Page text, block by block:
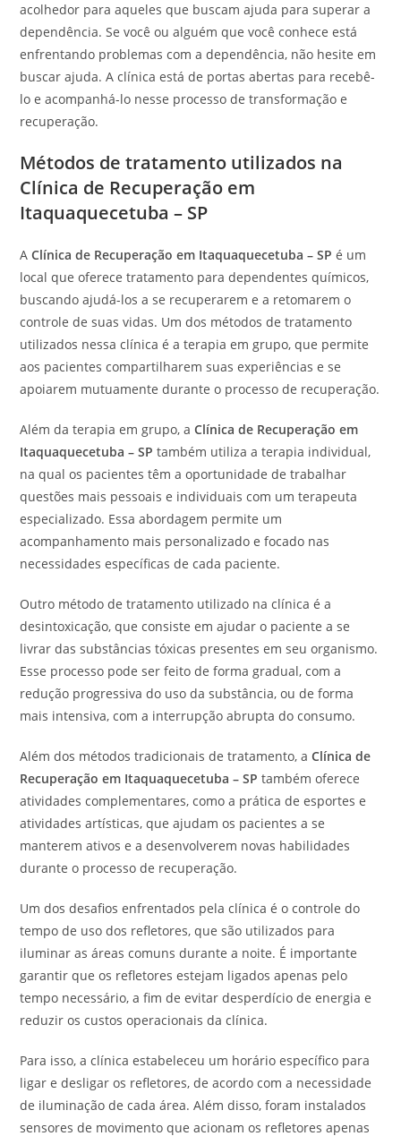
acolhedor para aqueles que buscam ajuda para superar a
dependência. Se você ou alguém que você conhece está
enfrentando problemas com a dependência, não hesite em
buscar ajuda. A clínica está de portas abertas para recebê-
lo e acompanhá-lo nesse processo de transformação e
recuperação.
Métodos de tratamento utilizados na
Clínica de Recuperação em
Itaquaquecetuba – SP
AClínica de Recuperação em Itaquaquecetuba – SP é um
local que oferece tratamento para dependentes químicos,
buscando ajudá-los a se recuperarem e a retomarem o
controle de suas vidas. Um dos métodos de tratamento
utilizados nessa clínica é a terapia em grupo, que permite
aos pacientes compartilharem suas experiências e se
apoiarem mutuamente durante o processo de recuperação.
Além da terapia em grupo, aClínica de Recuperação em
Itaquaquecetuba – SP também utiliza a terapia individual,
na qual os pacientes têm a oportunidade de trabalhar
questões mais pessoais e individuais com um terapeuta
especializado. Essa abordagem permite um
acompanhamento mais personalizado e focado nas
necessidades específicas de cada paciente.
Outro método de tratamento utilizado na clínica é a
desintoxicação, que consiste em ajudar o paciente a se
livrar das substâncias tóxicas presentes em seu organismo.
Esse processo pode ser feito de forma gradual, com a
redução progressiva do uso da substância, ou de forma
mais intensiva, com a interrupção abrupta do consumo.
Além dos métodos tradicionais de tratamento, aClínica de
Recuperação em Itaquaquecetuba – SP também oferece
atividades complementares, como a prática de esportes e
atividades artísticas, que ajudam os pacientes a se
manterem ativos e a desenvolverem novas habilidades
durante o processo de recuperação.
Um dos desafios enfrentados pela clínica é o controle do
tempo de uso dos refletores, que são utilizados para
iluminar as áreas comuns durante a noite. É importante
garantir que os refletores estejam ligados apenas pelo
tempo necessário, a fim de evitar desperdício de energia e
reduzir os custos operacionais da clínica.
Para isso, a clínica estabeleceu um horário específico para
ligar e desligar os refletores, de acordo com a necessidade
de iluminação de cada área. Além disso, foram instalados
sensores de movimento que acionam os refletores apenas